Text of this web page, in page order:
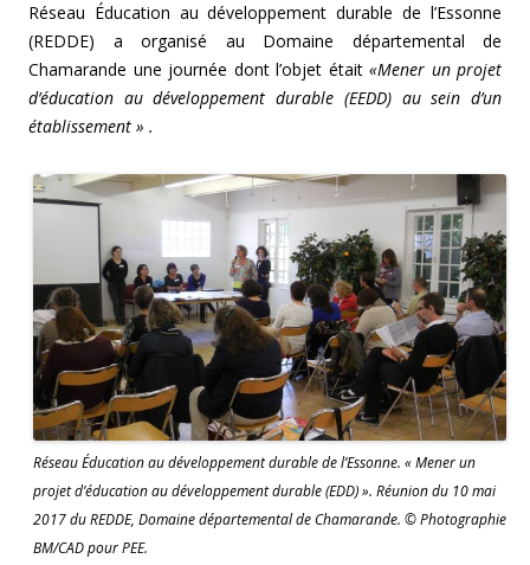
Réseau Éducation au développement durable de l’Essonne
(REDDE) a organisé au Domaine départemental de
Chamarande une journée dont l’objet était «Mener un projet
d’éducation au développement durable (EEDD) au sein d’un
établissement » .
Réseau Éducation au développement durable de l’Essonne. « Mener un
projet d’éducation au développement durable (EDD) ». Réunion du 10 mai
2017 du REDDE, Domaine départemental de Chamarande. © Photographie
BM/CAD pour PEE.